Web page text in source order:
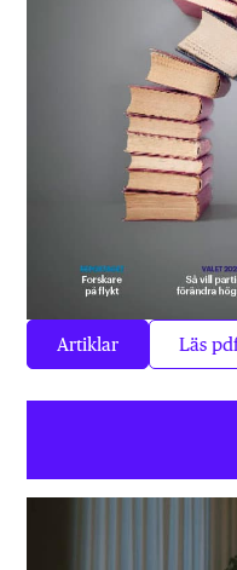
Artiklar Läs